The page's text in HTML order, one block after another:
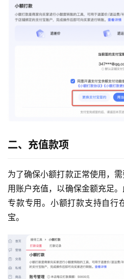
二、充值款项
为了确保小额打款正常使用，
用账户充值，以确保金额充足
专款专用。小额打款支持自行
宝。